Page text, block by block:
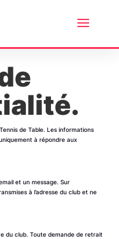
de Table. Les informations
à répondre aux
et un message. Sur
à l’adresse du club et ne
du club. Toute demande de retrait